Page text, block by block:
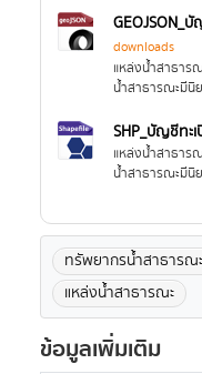
GEOJSON_
downloads
แหล่งน้ำสาธาร
น้ำสาธารณะมีนิ
SHP_บัญชีทะ
แหล่งน้ำสาธาร
น้ำสาธารณะมีนิ
ทรัพยากรน้ำสาธารณะ
แหล่งน้ำสาธารณะ
ข้อมูลเพิ่มเติม